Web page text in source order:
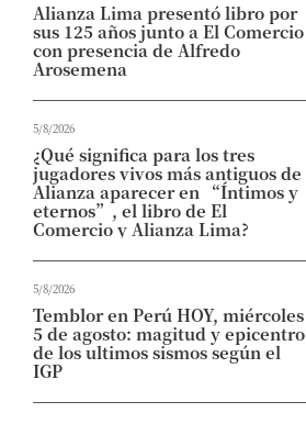
Alianza Lima presentó libro por
sus 125 años junto a El Comercio
con presencia de Alfredo
Arosemena
5/8/2026
¿Qué significa para los tres
jugadores vivos más antiguos de
Alianza aparecer en “Íntimos y
eternos”, el libro de El
Comercio y Alianza Lima?
5/8/2026
Temblor en Perú HOY, miércoles
5 de agosto: magitud y epicentro
de los ultimos sismos según el
IGP